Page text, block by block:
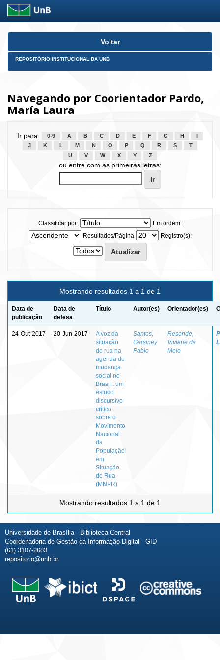
Skip
Voltar
REPOSITÓRIO INSTITUCIONAL DA UNB
Navegando por Coorientador Pardo,
María Laura
Ir para: 0-9 A B C D E F G H
J
K L M N O P Q R S
T
U
V W X Y Z
ou entre com as primeiras letras:
Classificar por:
Em ordem:
Resultados/Página
Registro(s):
Mostrando resultados 1 a 1 de 1
Data de
publicação
Data de
defesa
Título Autor(es) Orientador(es)
24-Out-2017 20-Jun-2017
A voz da
situação
de rua na
agenda de
mudança
social no
Brasil : um
estudo
discursivo
crítico
sobre o
Movimento
Nacional
da
População
em
Situação
de Rua
(MNPR)
Santos,
Gersiney
Pablo
Resende,
Viviane de
Melo
Mostrando resultados 1 a 1 de 1
Universidade de Brasília - Biblioteca Central
Coordenadoria de Gestão da Informação Digital - GID
(61) 3107-2683
repositorio@unb.br